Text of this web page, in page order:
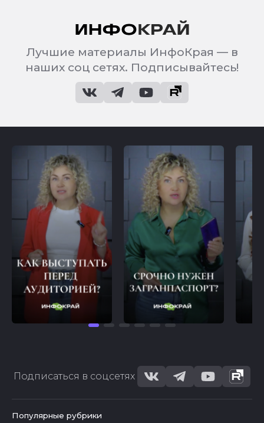
Лучшие материалы ИнфоКрая — в
наших соц сетях. Подписывайтесь!
Подписаться в соцсетях
Популярные рубрики